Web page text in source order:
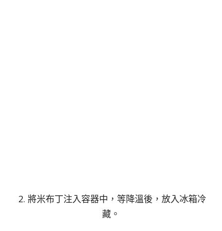
2. 將米布丁注入容器中，等降溫後，放入冰箱冷
藏。